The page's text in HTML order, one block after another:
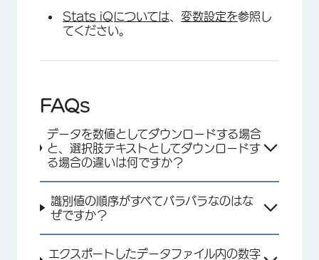
Stats iQについては
変数設定を参照し
てください。
FAQs
データを数値としてダウンロードする場合
と、選択肢テキストとしてダウンロードす
る場合の違いは何ですか？
識別値の順序がすべてバラバラなのはな
ぜですか？
エクスポートしたデータファイル内の数字